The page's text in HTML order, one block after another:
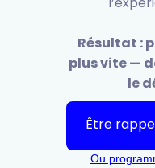
Résultat :
plus vite —
le
Être
Ou